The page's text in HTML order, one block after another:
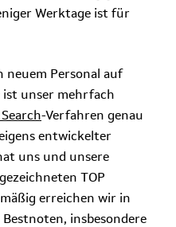
Werktage ist für
neuem Personal auf
ist unser mehrfach
-Verfahren genau
entwickelter
uns und unsere
TOP
erreichen wir in
insbesondere